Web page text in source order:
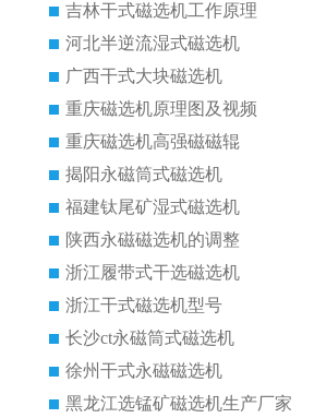
吉林干式磁选机工作原理
河北半逆流湿式磁选机
广西干式大块磁选机
重庆磁选机原理图及视频
重庆磁选机高强磁磁辊
揭阳永磁筒式磁选机
福建钛尾矿湿式磁选机
陕西永磁磁选机的调整
浙江履带式干选磁选机
浙江干式磁选机型号
长沙ct永磁筒式磁选机
徐州干式永磁磁选机
黑龙江选锰矿磁选机生产厂家